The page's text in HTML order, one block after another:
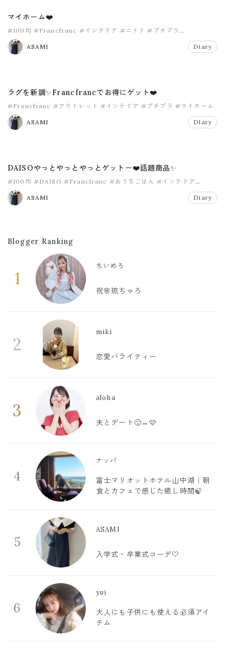
マイホーム❤️
#100均 #Francfranc #インテリア #ニトリ
#プチプラ
#マイホーム
ASAMI
Diary
ラグを新調✨Francfrancでお得にゲット❤️
#Francfranc #アウトレット #インテリア #プチプラ #マイホーム
#モノトーン
ASAMI
Diary
DAISOやっとやっとやっとゲットー❤️話題商品✨
#100均 #DAISO #Francfranc #おうちごはん #インテリア
#ダイソー
ASAMI
Diary
Blogger Ranking
1
ちいめろ
祝🌸琉ちゃろ
2
miki
恋愛バライティー
3
aloha
夫とデート🙂‍↔️🩷
4
ナッパ
富士マリオットホテル山中湖｜朝
食とカフェで感じた癒し時間🍃
5
ASAMI
入学式・卒業式コーデ🤍
6
yui
大人にも子供にも使える必須アイ
テム